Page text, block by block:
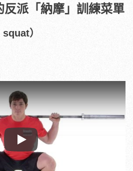
反派「納摩」訓練菜單
）
Play